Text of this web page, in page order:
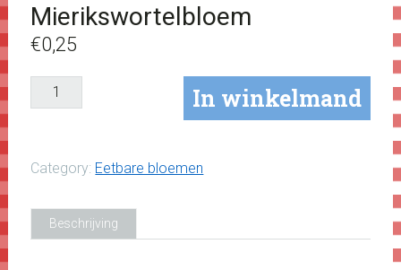
Mierikswortelbloem
€0,25
Mierikswortelbloem
aantal
In winkelmand
Category: Eetbare bloemen
Beschrijving